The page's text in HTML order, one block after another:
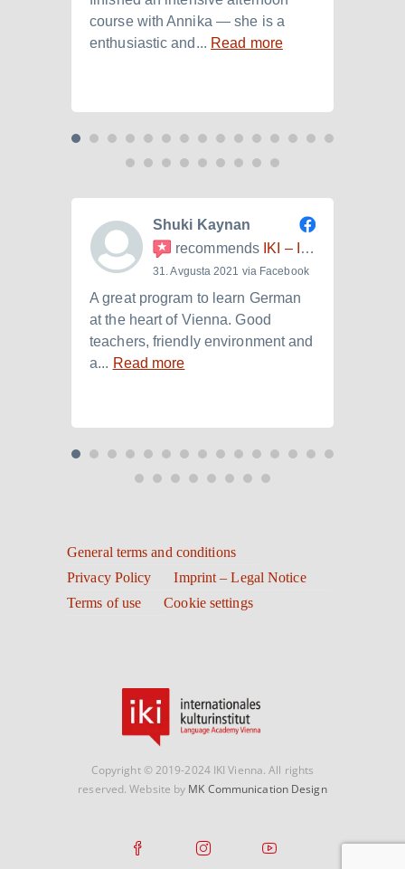
course with Annika — she is a
enthusiastic and... Read more
Shuki Kaynan
recommends IKI – Internationales Kulturinstitut
31. Avgusta 2021 via Facebook
A great program to learn German
at the heart of Vienna. Good
teachers, friendly environment and
a... Read more
General terms and conditions
Privacy Policy
Imprint – Legal Notice
Terms of use
Cookie settings
Copyright © 2019-2024 IKI Vienna. All rights
reserved. Website by MK Communication Design